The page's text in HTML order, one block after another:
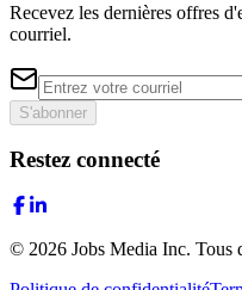
Recevez les dernières offres
courriel.
S'abonner
Restez connecté
© 2026 Jobs Media Inc. Tous